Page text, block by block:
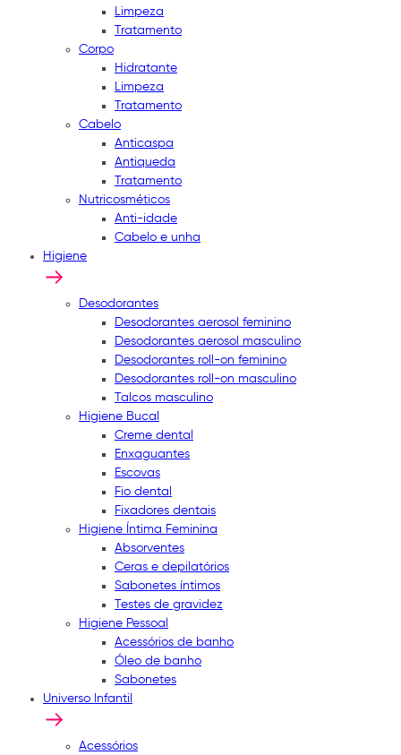
Limpeza
Tratamento
Corpo
Hidratante
Limpeza
Tratamento
Cabelo
Anticaspa
Antiqueda
Tratamento
Nutricosméticos
Anti-idade
Cabelo e unha
Higiene
Desodorantes
Desodorantes aerosol feminino
Desodorantes aerosol masculino
Desodorantes roll-on feminino
Desodorantes roll-on masculino
Talcos masculino
Higiene Bucal
Creme dental
Enxaguantes
Escovas
Fio dental
Fixadores dentais
Higiene Íntima Feminina
Absorventes
Ceras e depilatórios
Sabonetes íntimos
Testes de gravidez
Higiene Pessoal
Acessórios de banho
Óleo de banho
Sabonetes
Universo Infantil
Acessórios